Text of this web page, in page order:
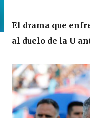
El drama que
al duelo de la U